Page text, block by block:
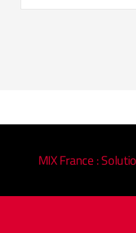
MIX France :